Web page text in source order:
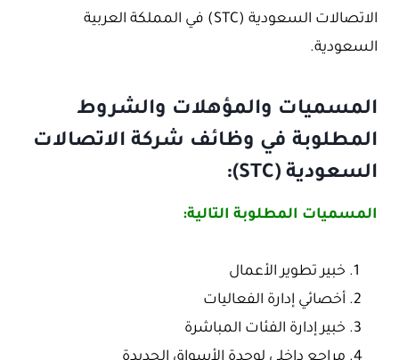
الاتصالات السعودية (STC) في المملكة العربية
السعودية.
المسميات والمؤهلات والشروط
المطلوبة في وظائف شركة الاتصالات
السعودية (STC):
المسميات المطلوبة التالية:
خبير تطوير الأعمال
أخصائي إدارة الفعاليات
خبير إدارة الفئات المباشرة